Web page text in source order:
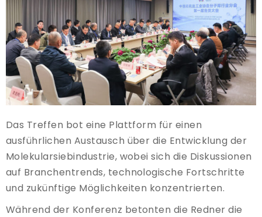
Das Treffen bot eine Plattform für einen
ausführlichen Austausch über die Entwicklung der
Molekularsiebindustrie, wobei sich die Diskussionen
auf Branchentrends, technologische Fortschritte
und zukünftige Möglichkeiten konzentrierten.
Während der Konferenz betonten die Redner die